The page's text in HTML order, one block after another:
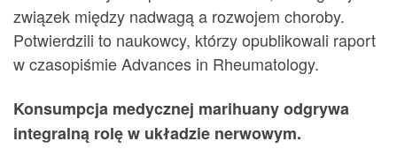
związek między nadwagą a rozwojem choroby.
Potwierdzili to naukowcy, którzy opublikowali raport
w czasopiśmie Advances in Rheumatology.
Konsumpcja medycznej marihuany odgrywa
integralną rolę w układzie nerwowym.